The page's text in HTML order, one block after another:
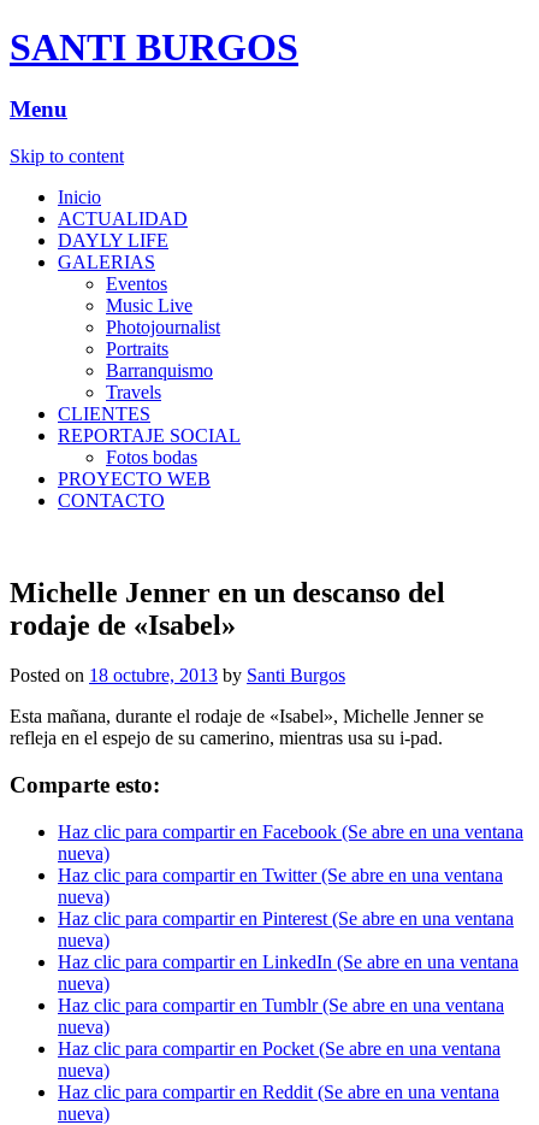
SANTI BURGOS
Menu
Skip to content
Inicio
ACTUALIDAD
DAYLY LIFE
GALERIAS
Eventos
Music Live
Photojournalist
Portraits
Barranquismo
Travels
CLIENTES
REPORTAJE SOCIAL
Fotos bodas
PROYECTO WEB
CONTACTO
Michelle Jenner en un descanso del
rodaje de «Isabel»
Posted on 18 octubre, 2013 by Santi Burgos
Esta mañana, durante el rodaje de «Isabel», Michelle Jenner se
refleja en el espejo de su camerino, mientras usa su i-pad.
Comparte esto:
Haz clic para compartir en Facebook (Se abre en una ventana
nueva)
Haz clic para compartir en Twitter (Se abre en una ventana
nueva)
Haz clic para compartir en Pinterest (Se abre en una ventana
nueva)
Haz clic para compartir en LinkedIn (Se abre en una ventana
nueva)
Haz clic para compartir en Tumblr (Se abre en una ventana
nueva)
Haz clic para compartir en Pocket (Se abre en una ventana
nueva)
Haz clic para compartir en Reddit (Se abre en una ventana
nueva)